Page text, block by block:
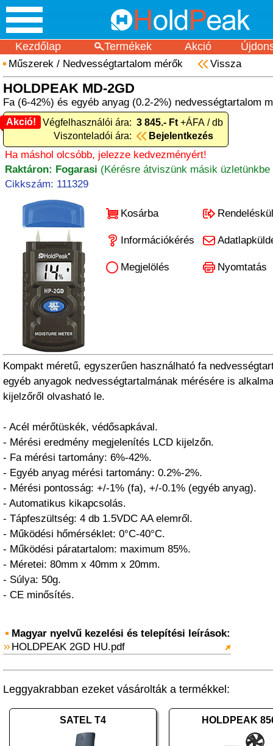
Kezdőlap Termékek Akció
Műszerek / Nedvességtartalom mérők Vissza
HOLDPEAK MD-2GD
Fa (6-42%) és egyéb anyag (0.2-2%) nedvességtartalom
Akció!
Akció! Végfelhasználói ára: 3 845.- Ft +ÁFA / db
Viszonteladói ára:
Bejelentkezés
Ha máshol olcsóbb, jelezze kedvezményért!
Raktáron: Fogarasi (Kérésre átviszünk másik üzletünkbe
Cikkszám: 111329
Kosárba
Információkérés
Megjelölés Nyomtatás
Kompakt méretű, egyszerűen használható fa
egyéb anyagok nedvességtartalmának mérésére is
kijelzőről olvasható le.
- Acél mérőtüskék, védősapkával.
- Mérési eredmény megjelenítés LCD kijelzőn.
- Fa mérési tartomány: 6%-42%.
- Egyéb anyag mérési tartomány: 0.2%-2%.
- Mérési pontosság: +/-1% (fa), +/-0.1% (egyéb anyag).
- Automatikus kikapcsolás.
- Tápfeszültség: 4 db 1.5VDC AA elemről.
- Működési hőmérséklet: 0°C-40°C.
- Működési páratartalom: maximum 85%.
- Méretei: 80mm x 40mm x 20mm.
- Súlya: 50g.
- CE minősítés.
Magyar nyelvű kezelési és telepítési leírások:
HOLDPEAK 2GD HU.pdf
Leggyakrabban ezeket vásárolták a termékkel:
SATEL T4 HOLDPEAK